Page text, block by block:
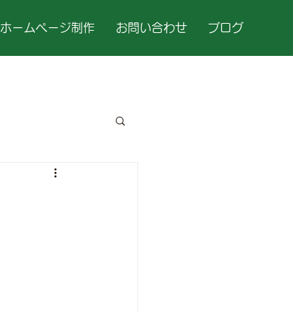
ホームページ制作 お問い合わせ ブログ